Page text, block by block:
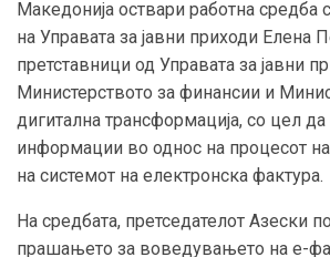
Македонија оствари работна средба
на Управата за јавни приходи Елена
претставници од Управата за јавни
Министерството за финансии и
дигитална трансформација, со цел
информации во однос на процесот
на системот на електронска фактура.
На средбата, претседателот Азески
прашањето за воведувањето на е-